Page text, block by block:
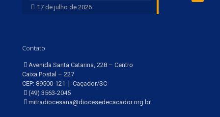
17 de julho de 2026
Contato
Avenida Santa Catarina, 228 – Centro
Caixa Postal – 227
CEP: 89500-121 | Caçador/SC
(49) 3563-2045
mitradiocesana@diocesedecacador.org.br